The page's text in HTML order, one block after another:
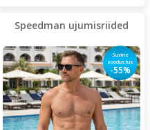
Speedman ujumisriided
Suvine
soodustus
-55%